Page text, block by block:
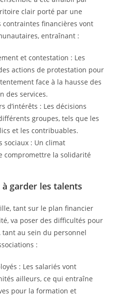
clair porté par une
financières vont
entraînant :
et contestation : Les
actions de protestation pour
face à la hausse des
des services.
d’intérêts : Les décisions
groupes, tels que les
et les contribuables.
sociaux : Un climat
compromettre la solidarité
garder les talents
tant sur le plan financier
va poser des difficultés pour
au sein du personnel
:
: Les salariés vont
ailleurs, ce qui entraîne
pour la formation et